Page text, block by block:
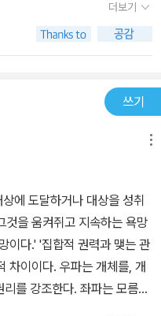
를 해치려 한다‘는 느낌, 악
로 악의 가운데 던져졌는지
나 반복해서 지적할 정도로
미끄럼틀에 스스로 다시 오
칠 때 제일 지친다. 그에 비
한 편이다. 내 꺼 고칠 때 내가
모르면서 나한테 전권을 위
다. 하지만 다른 편으로는 그
망도 있다. 정말로 그걸 고쳐
부족한 거냐? 그냥 여기에서
두면 안 되나? 굴레를 벗어
유가 있냐? 뭐가 옳은지 그
더보기
쓰기
에 도달하거나 대상을 성취
것을 움켜쥐고 지속하는 욕망
이다.' '집합적 권력과 맺는 관
차이이다. 우파는 개체를, 개
를 강조한다. 좌파는 모름지